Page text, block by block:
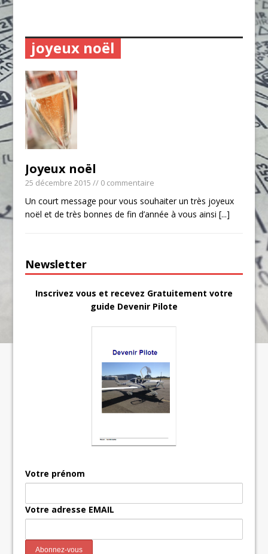
joyeux noël
Joyeux noël
25 décembre 2015 // 0 commentaire
Un court message pour vous souhaiter un très joyeux
noël et de très bonnes de fin d’année à vous ainsi[...]
Newsletter
Inscrivez vous et recevez Gratuitement votre
guide Devenir Pilote
Votre prénom
Votre adresse EMAIL